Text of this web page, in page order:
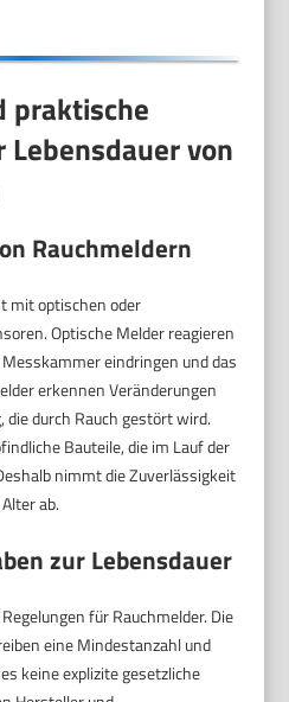
praktische
Lebensdauer von
Rauchmeldern
mit optischen oder
Optische Melder reagieren
eindringen und das
erkennen Veränderungen
durch Rauch gestört wird.
Bauteile, die im Lauf der
nimmt die Zuverlässigkeit
ab.
zur Lebensdauer
für Rauchmelder. Die
eine Mindestanzahl und
keine explizite gesetzliche